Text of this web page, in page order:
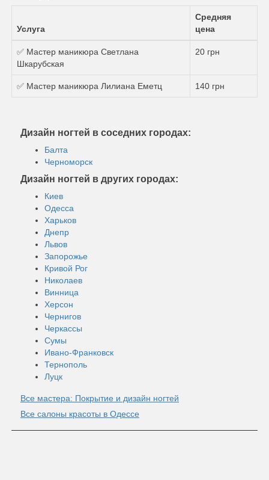
Услуга
Средняя
цена
✅ Мастер маникюра Светлана
Шкарубская
20 грн
✅ Мастер маникюра Лилиана Еметц 140 грн
Дизайн ногтей в соседних городах:
Балта
Черноморск
Дизайн ногтей в других городах:
Киев
Одесса
Харьков
Днепр
Львов
Запорожье
Кривой Рог
Николаев
Винница
Херсон
Чернигов
Черкассы
Сумы
Ивано-Франковск
Тернополь
Луцк
Все мастера: Покрытие и дизайн ногтей
Все салоны красоты в Одессе